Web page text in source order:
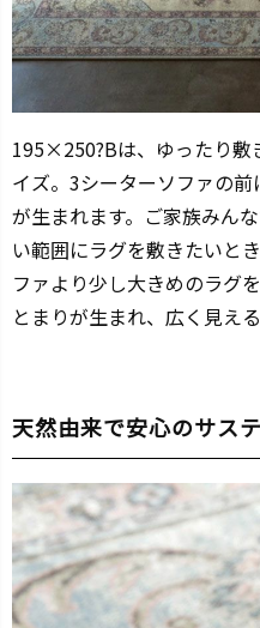
195×250?Bは、ゆったり敷
イズ。3シーターソファの
が生まれます。ご家族みん
い範囲にラグを敷きたいと
ファより少し大きめのラグ
とまりが生まれ、広く見え
天然由来で安心のサス